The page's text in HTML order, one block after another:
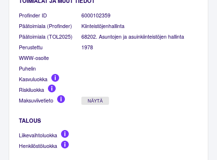
Profinder ID
6000102359
Päätoimiala (Profinder)
Kiinteistöjenhallinta
Päätoimiala (TOL2025)
68202. Asuntojen ja asuinkiinteistöjen hallinta
Perustettu
1978
WWW-osoite
Puhelin
Kasvuluokka
Riskiluokka
Maksuviivetieto
NÄYTÄ
TALOUS
Liikevaihtoluokka
Henkilöstöluokka